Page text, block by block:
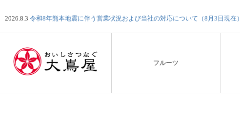
2026.8.3 令和8年熊本地震に伴う営業状況および当社の対応について（8月3日現在）
フルーツ